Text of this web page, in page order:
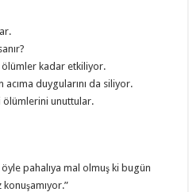
ölümler kadar etkiliyor.
acıma duygularını da siliyor.
ölümlerini unuttular.
pahalıya mal olmuş ki bugün